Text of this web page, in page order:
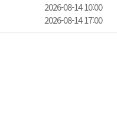
2026-08-14 10:00
2026-08-14 17:00